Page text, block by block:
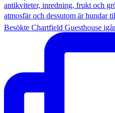
Besökte Chartfield Guesthouse